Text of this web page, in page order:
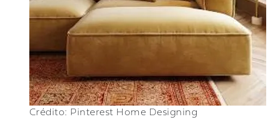
Crédito: Pinterest Home Designing